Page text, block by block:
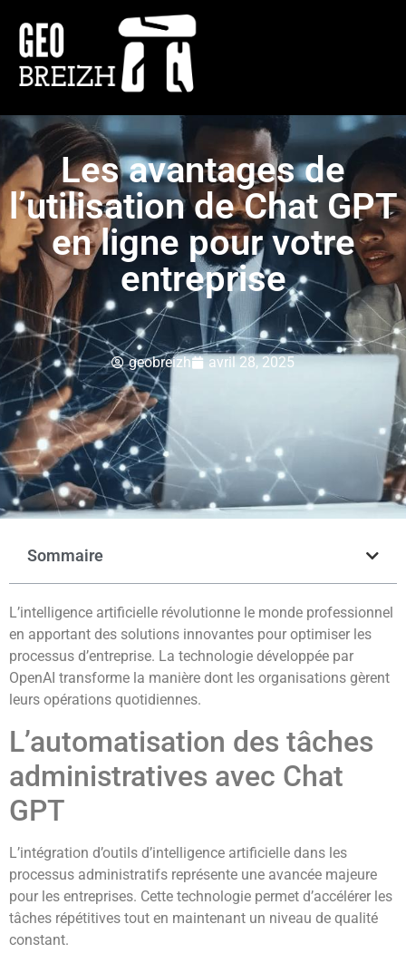
Les avantages de
l’utilisation de Chat GPT
en ligne pour votre
entreprise
geobreizh avril 28, 2025
Sommaire
L’intelligence artificielle révolutionne le monde professionnel
en apportant des solutions innovantes pour optimiser les
processus d’entreprise. La technologie développée par
OpenAI transforme la manière dont les organisations gèrent
leurs opérations quotidiennes.
L’automatisation des tâches
administratives avec Chat
GPT
L’intégration d’outils d’intelligence artificielle dans les
processus administratifs représente une avancée majeure
pour les entreprises. Cette technologie permet d’accélérer les
tâches répétitives tout en maintenant un niveau de qualité
constant.